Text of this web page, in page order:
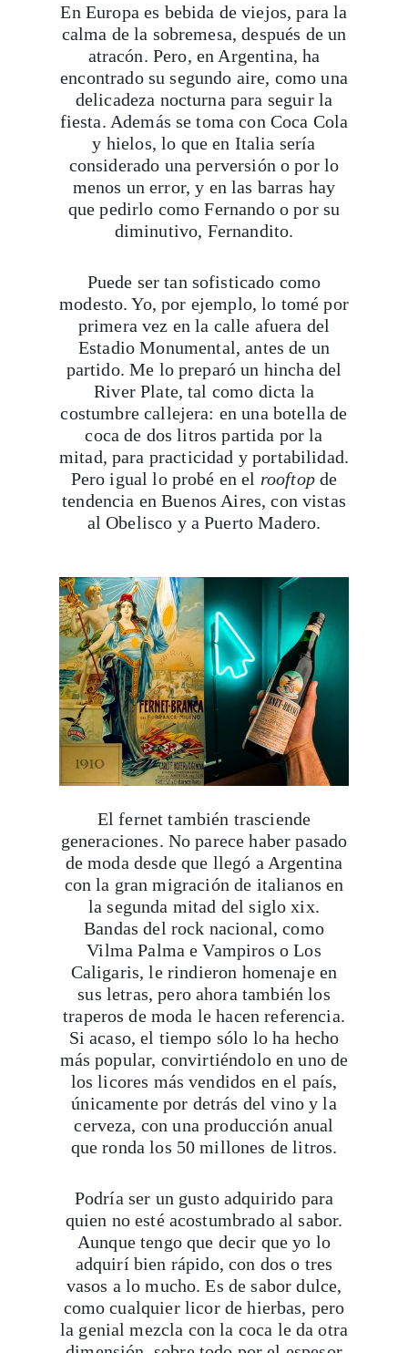
En Europa es bebida de viejos, para la
calma de la sobremesa, después de un
atracón. Pero, en Argentina, ha
encontrado su segundo aire, como una
delicadeza nocturna para seguir la
fiesta. Además se toma con Coca Cola
y hielos, lo que en Italia sería
considerado una perversión o por lo
menos un error, y en las barras hay
que pedirlo como Fernando o por su
diminutivo, Fernandito.
Puede ser tan sofisticado como
modesto. Yo, por ejemplo, lo tomé por
primera vez en la calle afuera del
Estadio Monumental, antes de un
partido. Me lo preparó un hincha del
River Plate, tal como dicta la
costumbre callejera: en una botella de
coca de dos litros partida por la
mitad, para practicidad y portabilidad.
Pero igual lo probé en el rooftopde
tendencia en Buenos Aires, con vistas
al Obelisco y a Puerto Madero.
El fernet también trasciende
generaciones. No parece haber pasado
de moda desde que llegó a Argentina
con la gran migración de italianos en
la segunda mitad del siglo xix.
Bandas del rock nacional, como
Vilma Palma e Vampiros o Los
Caligaris, le rindieron homenaje en
sus letras, pero ahora también los
traperos de moda le hacen referencia.
Si acaso, el tiempo sólo lo ha hecho
más popular, convirtiéndolo en uno de
los licores más vendidos en el país,
únicamente por detrás del vino y la
cerveza, con una producción anual
que ronda los 50 millones de litros.
Podría ser un gusto adquirido para
quien no esté acostumbrado al sabor.
Aunque tengo que decir que yo lo
adquirí bien rápido, con dos o tres
vasos a lo mucho. Es de sabor dulce,
como cualquier licor de hierbas, pero
la genial mezcla con la coca le da otra